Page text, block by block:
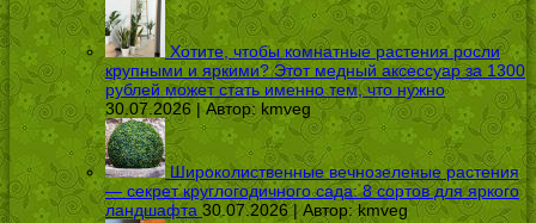
Хотите, чтобы комнатные растения росли
крупными и яркими? Этот медный аксессуар за 1300
рублей может стать именно тем, что нужно
30.07.2026 | Автор: kmveg
Широколиственные вечнозеленые растения
— секрет круглогодичного сада: 8 сортов для яркого
ландшафта 30.07.2026 | Автор:kmveg